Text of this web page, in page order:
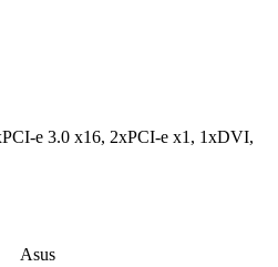
e 3.0 x16, 2xPCI-e x1, 1xDVI,
Asus